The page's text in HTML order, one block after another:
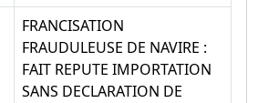
FRANCISATION
FRAUDULEUSE DE NAVIRE :
FAIT REPUTE IMPORTATION
SANS DECLARATION DE